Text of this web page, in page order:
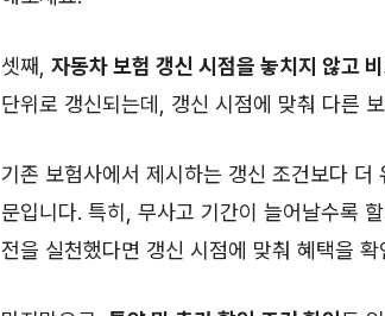
셋째, 자동차 보험 갱신 시점을 놓치지 않고
단위로 갱신되는데, 갱신 시점에 맞춰 다른
기존 보험사에서 제시하는 갱신 조건보다
문입니다. 특히, 무사고 기간이 늘어날수록
전을 실천했다면 갱신 시점에 맞춰 혜택을 확